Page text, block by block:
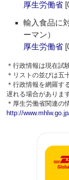
厚生労働省
輸入食品に
ーマン）
厚生労働省
＊行政情報は現在試
＊リストの並びは五
＊行政情報を網羅す
遅れる場合がありま
＊厚生労働省関連
http://